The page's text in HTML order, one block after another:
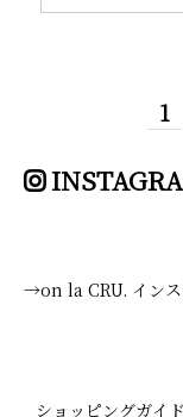
1
→on la CRU. インス
ショッピングガイド